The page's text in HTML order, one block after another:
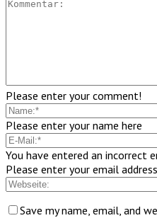
Please enter your comment!
Please enter your name here
You have entered an incorrect
Please enter your email
Save my name, email, and